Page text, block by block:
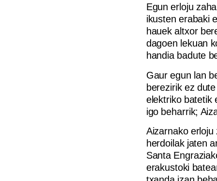
Egun erloju
ikusten erabaki
hauek altxor
dagoen lekuan
handia badute
Gaur egun lan
berezirik ez
elektriko batetik
igo beharrik;
Aizarnako
herdoilak jaten
Santa
erakustoki